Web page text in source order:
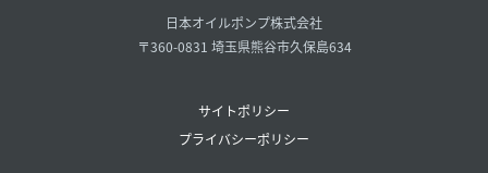
日本オイルポンプ株式会社
〒360-0831 埼玉県熊谷市久保島634
サイトポリシー
プライバシーポリシー